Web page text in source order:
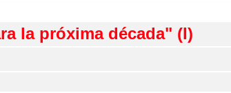
la próxima década" (I)